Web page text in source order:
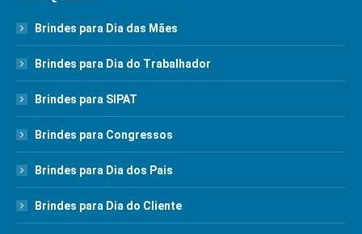
Brindes para Dia das Mães
Brindes para Dia do Trabalhador
Brindes para SIPAT
Brindes para Congressos
Brindes para Dia dos Pais
Brindes para Dia do Cliente